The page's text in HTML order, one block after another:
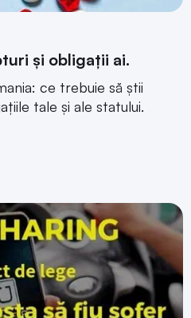
și obligații ai.
ce trebuie să știi
tale și ale statului.